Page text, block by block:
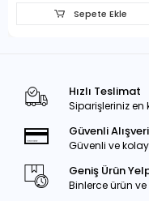
Sepete Ekle
Hızlı Teslimat
Siparişleriniz en
Güvenli
Güvenli ve
Geniş Ürün
Binlerce ürün